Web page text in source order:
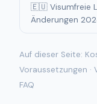
🇪🇺 Visumfreie
Änderungen
Auf dieser Seite:
Voraussetzungen ·
FAQ